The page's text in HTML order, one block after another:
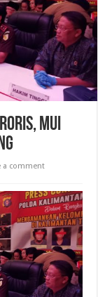
MUI
a comment